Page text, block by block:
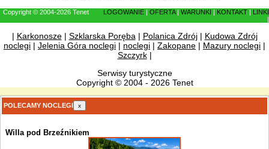
Copyright © 2004-2026 Tenet LOGOWANIE OFERTA| WARUNKI KONTAKT
LINKI
| Karkonosze| Szklarska Poręba| Polanica Zdrój| Kudowa Zdrój
noclegi | Jelenia Góra noclegi | noclegi | Zakopane | Mazury noclegi |
Szczyrk|
Serwisy turystyczne
Copyright © 2004 - 2026 Tenet
POLECAMY NOCLEGI x
Willa pod Brzeźnikiem